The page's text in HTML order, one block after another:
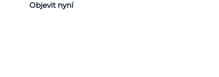
Objevit nyní